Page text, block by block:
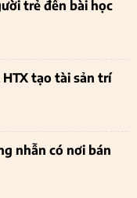
trẻ đến bài học
tạo tài sản trí
nhẫn có nơi bán